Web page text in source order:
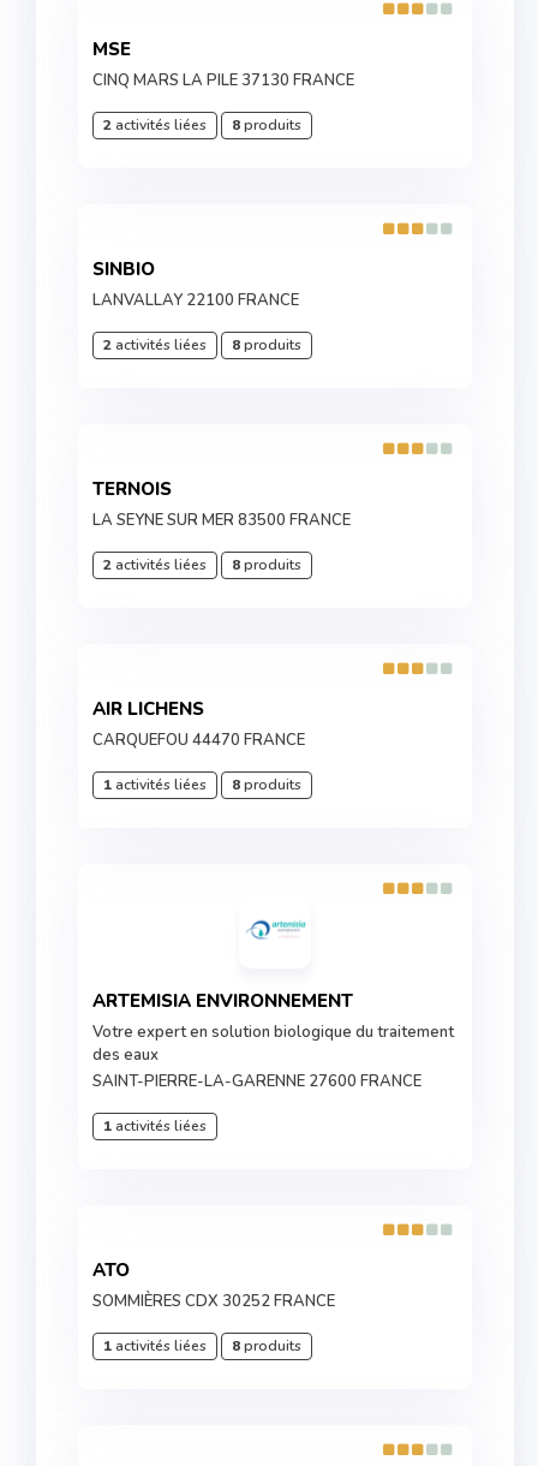
MSE
CINQ MARS LA PILE 37130 FRANCE
2activités liées 8produits
SINBIO
LANVALLAY 22100 FRANCE
2activités liées 8produits
TERNOIS
LA SEYNE SUR MER 83500 FRANCE
2activités liées 8produits
AIR LICHENS
CARQUEFOU 44470 FRANCE
1activités liées 8produits
ARTEMISIA ENVIRONNEMENT
Votre expert en solution biologique du traitement
des eaux
SAINT-PIERRE-LA-GARENNE 27600 FRANCE
1activités liées
ATO
SOMMIÈRES CDX 30252 FRANCE
1activités liées 8produits